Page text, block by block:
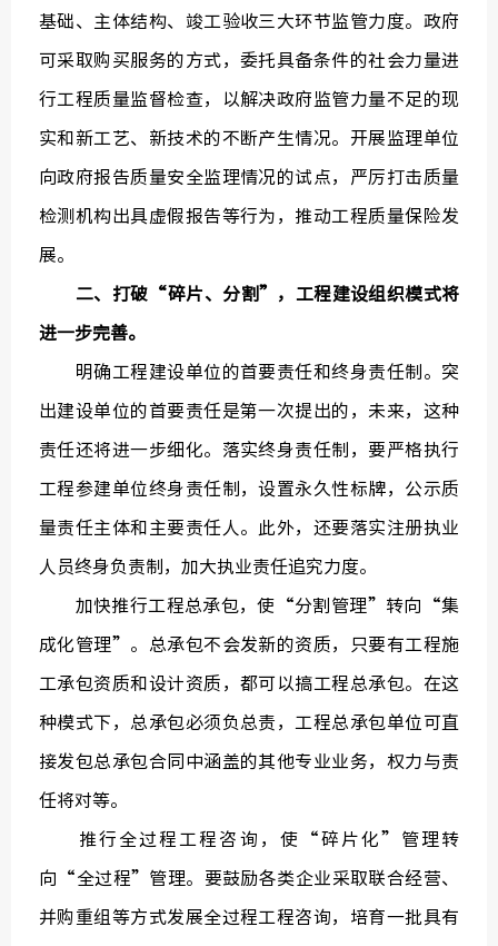
基础、主体结构、竣工验收三大环节监管力度。政府
可采取购买服务的方式，委托具备条件的社会力量进
行工程质量监督检查，以解决政府监管力量不足的现
实和新工艺、新技术的不断产生情况。开展监理单位
向政府报告质量安全监理情况的试点，严厉打击质量
检测机构出具虚假报告等行为，推动工程质量保险发
展。
二、打破“碎片、分割”，工程建设组织模式将
进一步完善。
明确工程建设单位的首要责任和终身责任制。突
出建设单位的首要责任是第一次提出的，未来，这种
责任还将进一步细化。落实终身责任制，要严格执行
工程参建单位终身责任制，设置永久性标牌，公示质
量责任主体和主要责任人。此外，还要落实注册执业
人员终身负责制，加大执业责任追究力度。
加快推行工程总承包，使“分割管理”转向“集
成化管理”。总承包不会发新的资质，只要有工程施
工承包资质和设计资质，都可以搞工程总承包。在这
种模式下，总承包必须负总责，工程总承包单位可直
接发包总承包合同中涵盖的其他专业业务，权力与责
任将对等。
推行全过程工程咨询，使“碎片化”管理转
向“全过程”管理。要鼓励各类企业采取联合经营、
并购重组等方式发展全过程工程咨询，培育一批具有